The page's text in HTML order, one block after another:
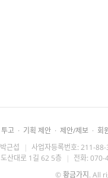
고 · 기획 제안 · 제안/제보 · 회
근섭 | 사업자등록번호: 211-
산대로 1길 62 5층 | 전화:
©황금가지 . All